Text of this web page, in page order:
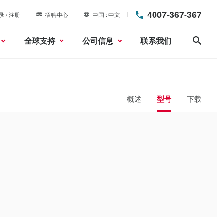
/ 注册 招聘中心 中国 中文 4007-367-367
全球支持 公司信息 联系我们
概述 型号 下载